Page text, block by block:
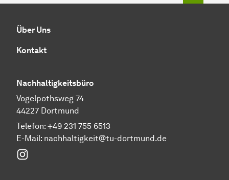
Über Uns
Kontakt
Nachhaltigkeitsbüro
Vogelpothsweg 74
44227 Dortmund
Telefon: +49 231 755 6513
E-Mail: nachhaltigkeit@tu-dortmund.de